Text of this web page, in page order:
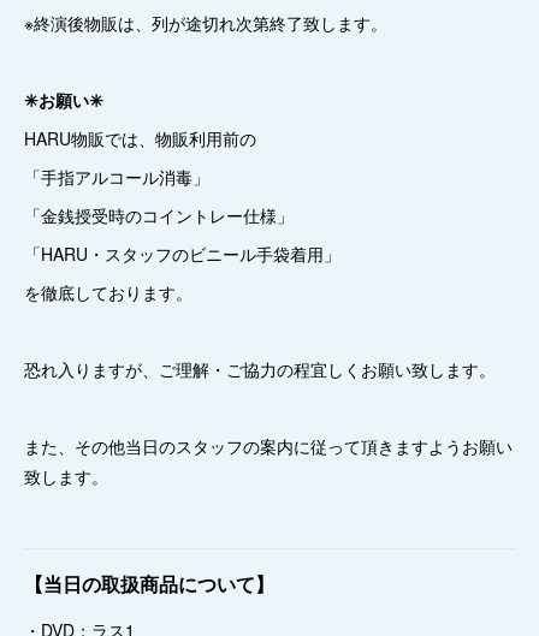
※終演後物販は、列が途切れ次第終了致します。
✳︎お願い✳︎
HARU物販では、物販利用前の
「手指アルコール消毒」
「金銭授受時のコイントレー仕様」
「HARU・スタッフのビニール手袋着用」
を徹底しております。
恐れ入りますが、ご理解・ご協力の程宜しくお願い致します。
また、その他当日のスタッフの案内に従って頂きますようお願い
致します。
【当日の取扱商品について】
・DVD：ラス1